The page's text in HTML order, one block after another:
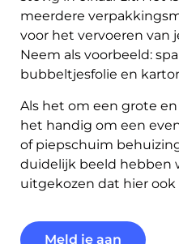
meerdere
voor het vervoeren van
Neem als voorbeeld:
bubbeltjesfolie en
Als het om een grote
het handig om een
of piepschuim
duidelijk beeld hebben
uitgekozen dat hier ook
Meld je aan